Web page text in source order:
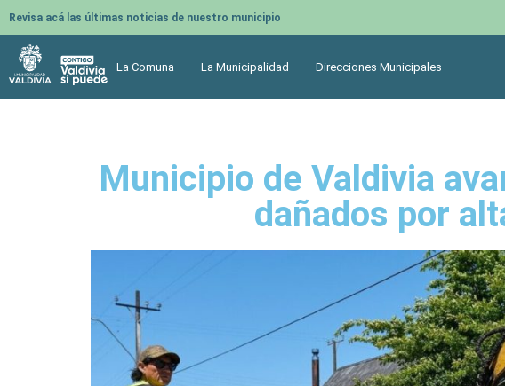
Revisa acá las últimas noticias de nuestro municipio
La Comuna La Municipalidad Direcciones Municipales
Municipio de Valdivia
dañados por